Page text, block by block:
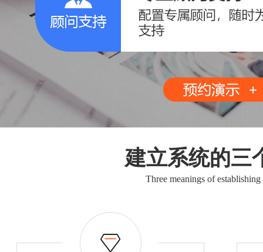
建立系统的三
Three meanings of establishing